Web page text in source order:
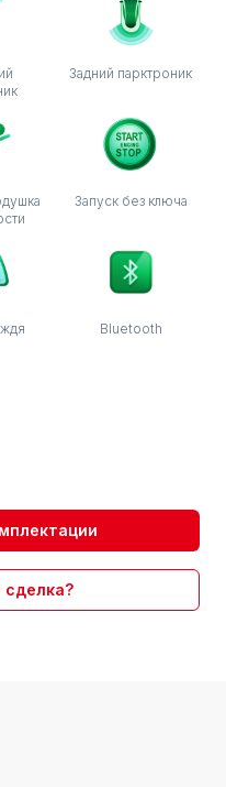
Задний парктроник
Запуск без ключа
Bluetooth
сделка?